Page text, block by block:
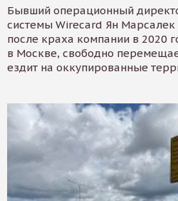
Бывший операционный
системы Wirecard Ян
после краха компании в 2020
в Москве, свободно
ездит на оккупированные